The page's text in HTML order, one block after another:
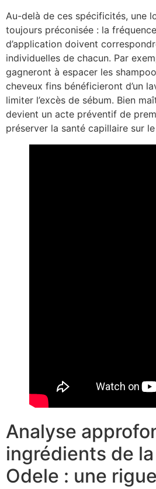
Au-delà de ces spécificités, une
toujours préconisée : la
d’application doivent
individuelles de chacun. Par
gagneront à espacer les
cheveux fins bénéficieront d’un
limiter l’excès de sébum. Bien
devient un acte préventif de
préserver la santé capillaire sur
Analyse
ingrédients de
Odele : une